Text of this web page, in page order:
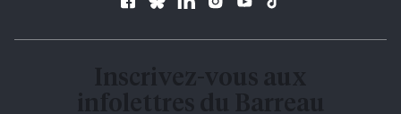
Suivez le Barreau